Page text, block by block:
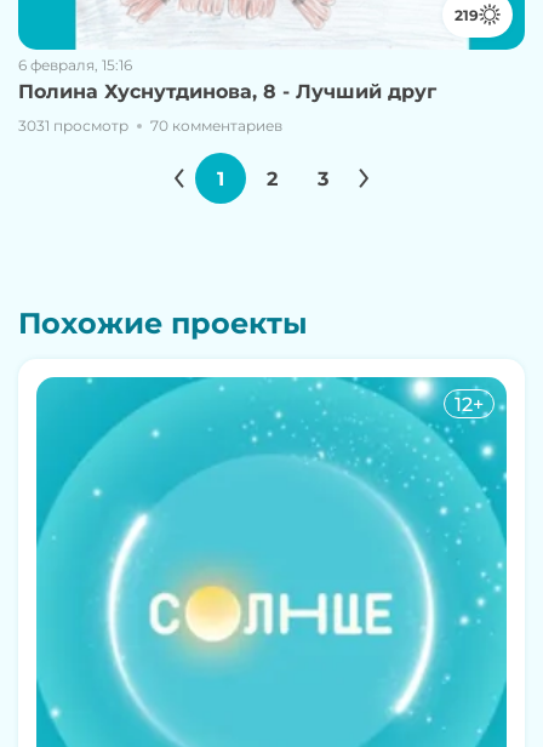
219
6 февраля, 15:16
Полина Хуснутдинова, 8 - Лучший друг
3031 просмотр 70 комментариев
1 2 3
Похожие проекты
12+